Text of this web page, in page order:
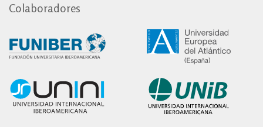
Colaboradores